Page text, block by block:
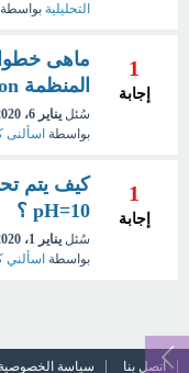
التحليلية بواسطة
1
إجابة
ماهى
المنظمة buffer solution ؟
سُئل يناير 6، 2020
بواسطة اسألنى
1
إجابة
كيف يتم
pH=10 ؟
سُئل يناير 1، 2020
بواسطة اسألني
اتصل بنا سياسة الخصوصية